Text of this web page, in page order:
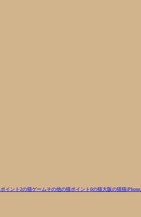
ポイント2の猫ゲームその他の猫ポイント0の猫大阪の猫猫iPhone